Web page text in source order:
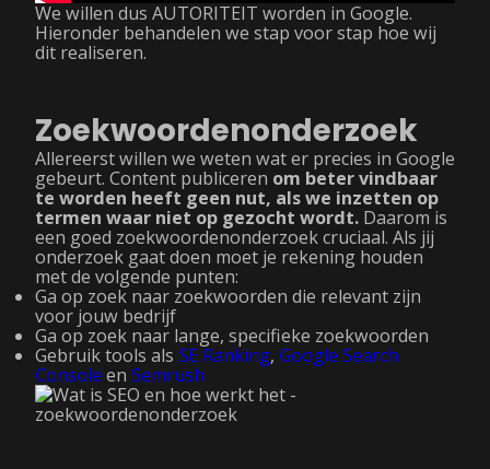
We willen dus AUTORITEIT worden in Google.
Hieronder behandelen we stap voor stap hoe wij
dit realiseren.
Zoekwoordenonderzoek
Allereerst willen we weten wat er precies in Google
gebeurt. Content publiceren om beter vindbaar
te worden heeft geen nut, als we inzetten op
termen waar niet op gezocht wordt. Daarom is
een goed zoekwoordenonderzoek cruciaal. Als jij
onderzoek gaat doen moet je rekening houden
met de volgende punten:
Ga op zoek naar zoekwoorden die relevant zijn
voor jouw bedrijf
Ga op zoek naar lange, specifieke zoekwoorden
Gebruik tools als SE Ranking, Google Search
Console en Semrush